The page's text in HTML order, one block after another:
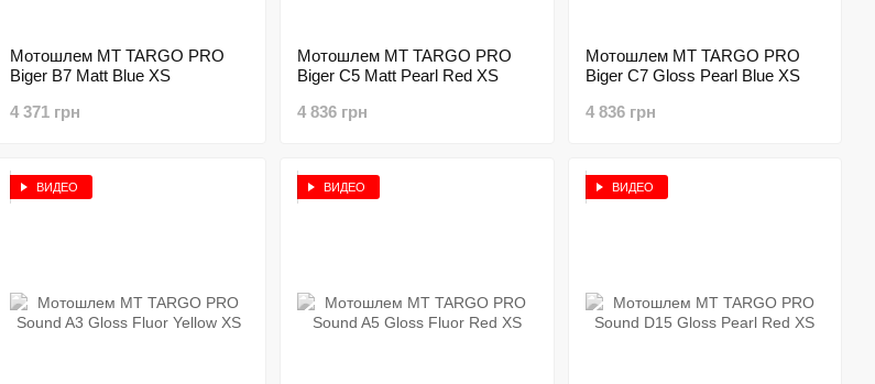
Мотошлем MT TARGO PRO
Biger B7 Matt Blue XS
4 371 грн
Мотошлем MT TARGO PRO
Biger C5 Matt Pearl Red XS
4 836 грн
Мотошлем MT TARGO PRO
Biger C7 Gloss Pearl Blue XS
4 836 грн
ВИДЕО ВИДЕО ВИДЕО